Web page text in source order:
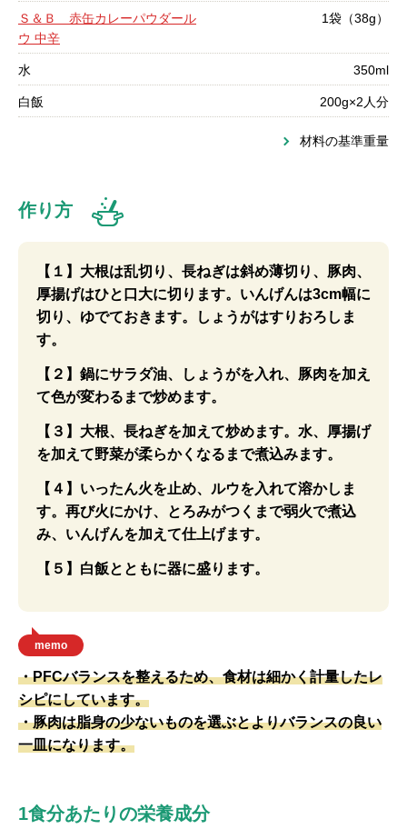
Ｓ＆Ｂ 赤缶カレーパウダール
ウ 中辛
1袋（38g）
水 350ml
白飯 200g×2人分
材料の基準重量
作り方
【１】大根は乱切り、長ねぎは斜め薄切り、豚肉、
厚揚げはひと口大に切ります。いんげんは3cm幅に
切り、ゆでておきます。しょうがはすりおろしま
す。
【２】鍋にサラダ油、しょうがを入れ、豚肉を加え
て色が変わるまで炒めます。
【３】大根、長ねぎを加えて炒めます。水、厚揚げ
を加えて野菜が柔らかくなるまで煮込みます。
【４】いったん火を止め、ルウを入れて溶かしま
す。再び火にかけ、とろみがつくまで弱火で煮込
み、いんげんを加えて仕上げます。
【５】白飯とともに器に盛ります。
memo
・PFCバランスを整えるため、食材は細かく計量したレ
シピにしています。
・豚肉は脂身の少ないものを選ぶとよりバランスの良い
一皿になります。
1食分あたりの栄養成分